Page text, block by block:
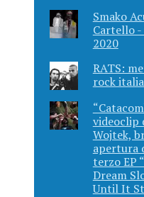
Smako
Cartello
2020
RATS:
rock
videoclip
Wojtek,
apertura
terzo EP
Dream
Until It